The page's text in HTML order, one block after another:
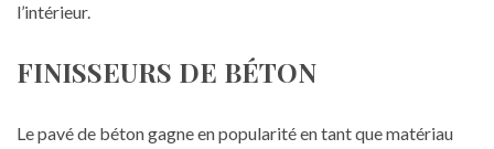
l’intérieur.
FINISSEURS DE BÉTON
Le pavé de béton gagne en popularité en tant que matériau